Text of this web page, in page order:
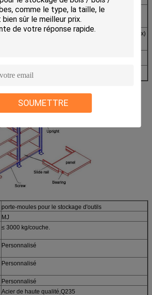
SOUMETTRE
50 × 30 × 0,8 mm d'acier de type P
Moyenne de 1000 à 3000 kg/couche (port de carreaux)
porte-moules pour le stockage d'outils
MJ
≤ 3000 kg/couche.
Personnalisé
Personnalisé
Personnalisé
Acier de haute qualité,Q235